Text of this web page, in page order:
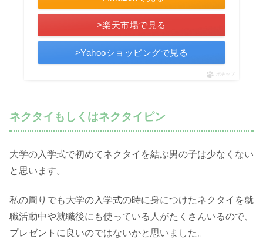
>楽天市場で見る
>Yahooショッピングで見る
ポチップ
ネクタイもしくはネクタイピン
大学の入学式で初めてネクタイを結ぶ男の子は少なくない
と思います。
私の周りでも大学の入学式の時に身につけたネクタイを就
職活動中や就職後にも使っている人がたくさんいるので、
プレゼントに良いのではないかと思いました。